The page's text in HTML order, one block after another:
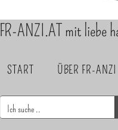
FR-ANZI.AT mit liebe
START ÜBER FR-ANZI